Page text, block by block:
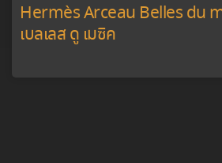
Hermès Arceau Belles du
เบลเลส ดู เมซิค